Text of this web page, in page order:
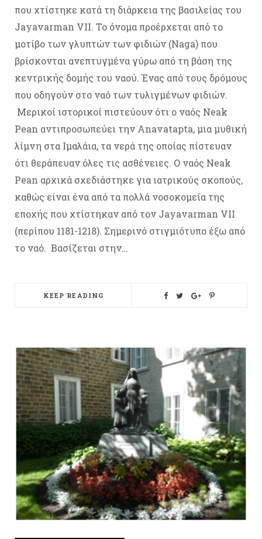
που χτίστηκε κατά τη διάρκεια της βασιλείας του
Jayavarman VII. Το όνομα προέρχεται από το
μοτίβο των γλυπτών των φιδιών (Naga) που
βρίσκονται ανεπτυγμένα γύρω από τη βάση της
κεντρικής δομής του ναού. Ένας από τους δρόμους
που οδηγούν στο ναό των τυλιγμένων φιδιών.
Μερικοί ιστορικοί πιστεύουν ότι ο ναός Neak
Pean αντιπροσωπεύει την Anavatapta, μια μυθική
λίμνη στα Ιμαλάια, τα νερά της οποίας πίστευαν
ότι θεράπευαν όλες τις ασθένειες. Ο ναός Neak
Pean αρχικά σχεδιάστηκε για ιατρικούς σκοπούς,
καθώς είναι ένα από τα πολλά νοσοκομεία της
εποχής που χτίστηκαν από τον Jayavarman VII
(περίπου 1181-1218). Σημερινό στιγμιότυπο έξω από
το ναό. Βασίζεται στην…
KEEP READING